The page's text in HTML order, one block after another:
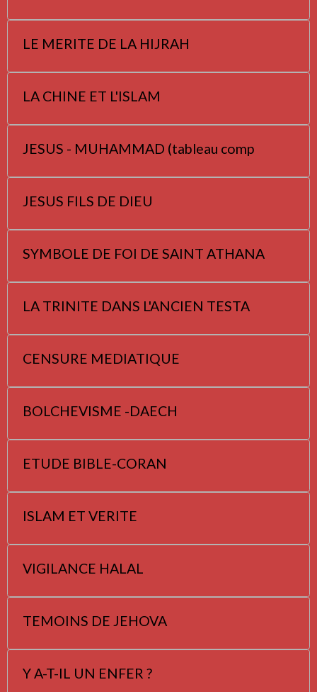
LE MERITE DE LA HIJRAH
LA CHINE ET L'ISLAM
JESUS - MUHAMMAD (tableau comp
JESUS FILS DE DIEU
SYMBOLE DE FOI DE SAINT ATHANA
LA TRINITE DANS L'ANCIEN TESTA
CENSURE MEDIATIQUE
BOLCHEVISME -DAECH
ETUDE BIBLE-CORAN
ISLAM ET VERITE
VIGILANCE HALAL
TEMOINS DE JEHOVA
Y A-T-IL UN ENFER ?